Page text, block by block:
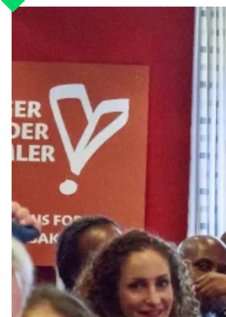
Samarbejdspartnere